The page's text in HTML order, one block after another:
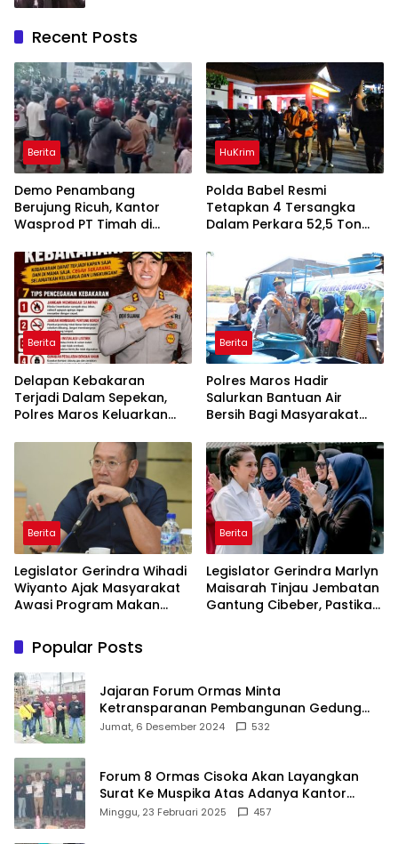
Recent Posts
Berita
Demo Penambang
Berujung Ricuh, Kantor
Wasprod PT Timah di
HuKrim
Polda Babel Resmi
Tetapkan 4 Tersangka
Dalam Perkara 52,5 Ton
Belitung
Berita
Delapan Kebakaran
Terjadi Dalam Sepekan,
Polres Maros Keluarkan
Masyarakat
Berita
Polres Maros Hadir
Salurkan Bantuan Air
Bersih Bagi Masyarakat
Di Maros
Berita
Legislator Gerindra Wihadi
Wiyanto Ajak Masyarakat
Awasi Program Makan
Sasaran
Berita
Legislator Gerindra Marlyn
Maisarah Tinjau Jembatan
Gantung Cibeber, Pastikan
Popular Posts
Jajaran Forum Ormas Minta
Ketransparanan Pembangunan Gedung
Damkar Di Kecamatan Cisoka
Jumat, 6 Desember 2024 532
Forum 8 Ormas Cisoka Akan Layangkan
Surat Ke Muspika Atas Adanya Kantor
Matel di Cisoka
Minggu, 23 Februari 2025 457